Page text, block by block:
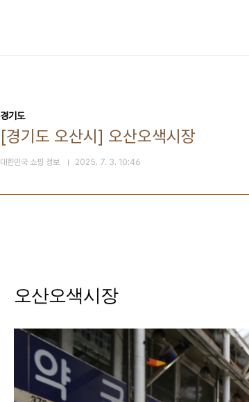
경기도
[경기도 오산시] 오산오색시장
대한민국 쇼핑 정보 2025. 7. 3. 10:46
오산오색시장